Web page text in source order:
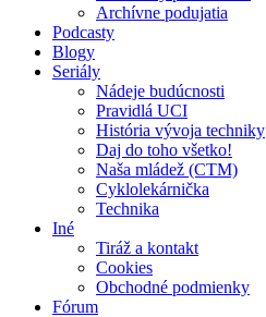
Archívne podujatia
Podcasty
Blogy
Seriály
Nádeje budúcnosti
Pravidlá UCI
História vývoja techniky
Daj do toho všetko!
Naša mládež (CTM)
Cyklolekárnička
Technika
Iné
Tiráž a kontakt
Cookies
Obchodné podmienky
Fórum